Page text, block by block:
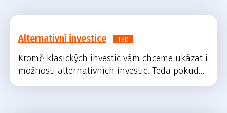
Alternativní investice TBD
Kromě klasických investic vám chceme ukázat i
možnosti alternativních investic. Teda pokud...